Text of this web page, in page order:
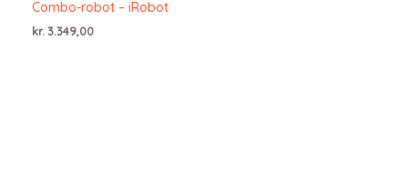
Combo-robot – iRobot
kr. 3.349,00